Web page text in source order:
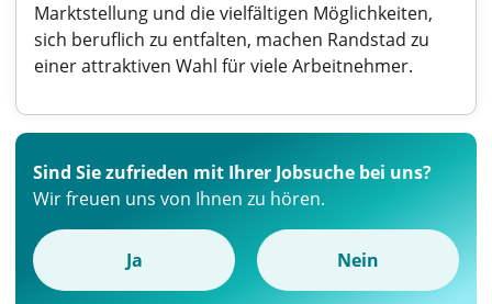
Marktstellung und die vielfältigen Möglichkeiten,
sich beruflich zu entfalten, machen Randstad zu
einer attraktiven Wahl für viele Arbeitnehmer.
Sind Sie zufrieden mit Ihrer Jobsuche bei uns?
Wir freuen uns von Ihnen zu hören.
Ja Nein